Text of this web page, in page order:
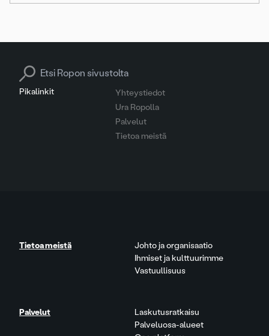
Pikalinkit
Yhteystiedot
Ura Ropolla
Palvelut
Tietoa meistä
Search for:
Tietoa meistä
Johto ja organisaatio
Ihmiset ja kulttuurimme
Vastuullisuus
Palvelut
Laskutusratkaisu
Palveluosa-alueet